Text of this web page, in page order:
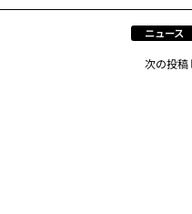
ニュース
次の投稿